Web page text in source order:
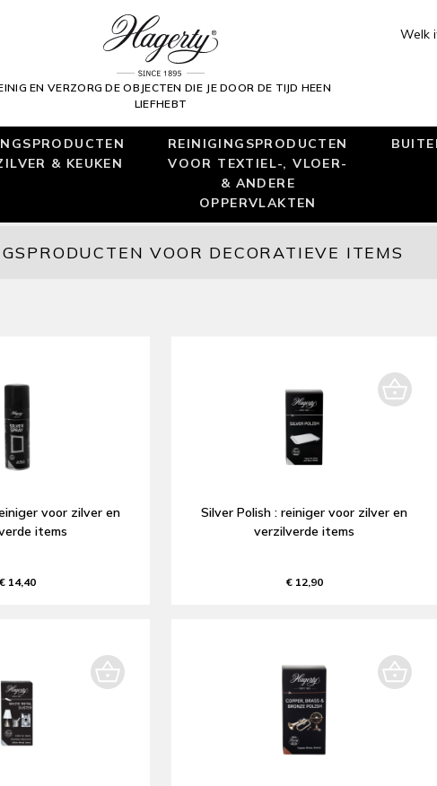
EN VERZORG DE OBJECTEN DIE JE DOOR DE TIJD HEEN
LIEFHEBT
Welk
& KEUKEN
REINIGINGSPRODUCTEN
VOOR TEXTIEL-, VLOER-
& ANDERE
OPPERVLAKTEN
VOOR DECORATIEVE ITEMS
voor zilver en
items
€ 14,40
Silver Polish : reiniger voor zilver en
verzilverde items
€ 12,90